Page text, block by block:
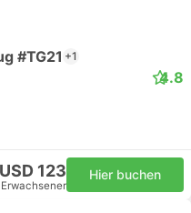
#TG21 +1
4.8
USD 123 Hier buchen